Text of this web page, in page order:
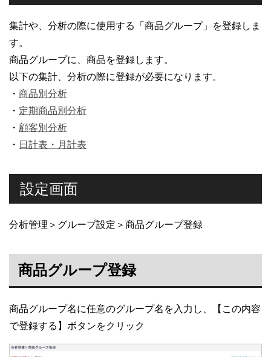
集計や、分析の際に使用する「商品グループ」を登録しま
す。
商品グループに、商品を登録します。
以下の集計、分析の際に登録が必要になります。
・ 商品別分析
・ 定期商品別分析
・ 顧客別分析
・ 日計表・月計表
設定画面
分析管理＞グループ設定＞商品グループ登録
商品グループ登録
商品グループ名に任意のグループ名を入力し、【この内容
で登録する】ボタンをクリック